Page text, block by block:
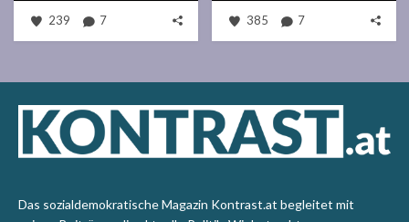
239 7 385 7
Das sozialdemokratische Magazin Kontrast.at begleitet mit